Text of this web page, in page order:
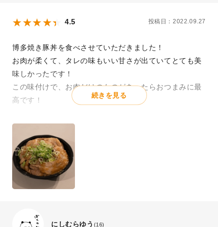
4.5 投稿日：2022.09.27
博多焼き豚丼を食べさせていただきました！
お肉が柔くて、タレの味もいい甘さが出ていてとても美
味しかったです！
この味付けで、お肉だけのものがあったらおつまみに最
高です！
続きを見る
にしむらゆう (16)